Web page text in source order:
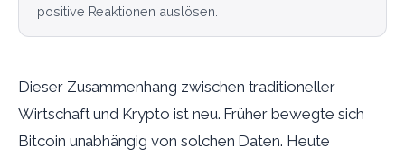
positive Reaktionen auslösen.
Dieser Zusammenhang zwischen traditioneller
Wirtschaft und Krypto ist neu. Früher bewegte sich
Bitcoin unabhängig von solchen Daten. Heute